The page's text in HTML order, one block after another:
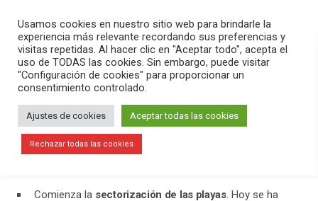
search menu pause PLAY
julio 9, 2020
Comienza la sectorización de las
playas ilicitanas
En el programaVersión Radio-El Aperitivo
Comienza la sectorización de las playas. Hoy se ha
Usamos cookies en nuestro sitio web para brindarle la
experiencia más relevante recordando sus preferencias y
visitas repetidas. Al hacer clic en "Aceptar todo", acepta el
uso de TODAS las cookies. Sin embargo, puede visitar
"Configuración de cookies" para proporcionar un
consentimiento controlado.
Ajustes de cookies Aceptar todas las cookies
Rechazar todas las cookies